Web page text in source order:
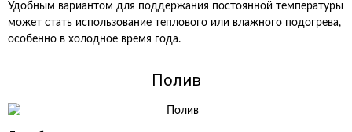
Удобным вариантом для поддержания постоянной температуры
может стать использование теплового или влажного подогрева,
особенно в холодное время года.
Полив